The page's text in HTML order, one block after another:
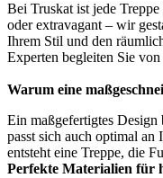
Bei Truskat ist jede
oder extravagant – wir
Ihrem Stil und den
Experten begleiten Sie
Warum eine
Ein maßgefertigtes Design
passt sich auch optimal
entsteht eine Treppe, die
Perfekte Materialien für